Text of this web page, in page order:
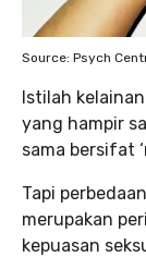
Source: Psych
Istilah
yang hampir
sama bersifat
Tapi
merupakan
kepuasan